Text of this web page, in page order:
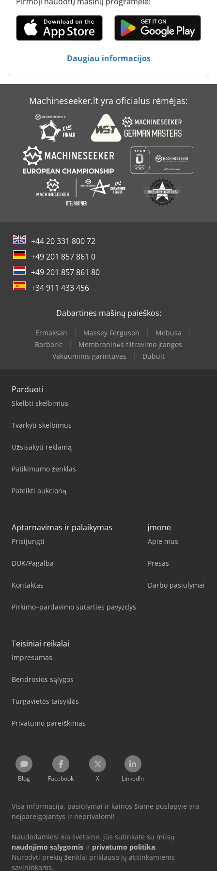
Transporto Laikikliai
Daugiau informacijos
Machineseeker.lt yra oficialus rėmėjas:
+44 20 331 800 72
+49 201 857 861 0
+49 201 857 861 80
+34 911 433 456
Dabartinės mašinų paieškos:
Ermaksan Massey Ferguson
Mebusa
Barbaric
Membraninės filtravimo įrangos
Vakuuminis garintuvas
Dubuit
Parduoti
Skelbti skelbimus
Tvarkyti skelbimus
Užsisakyti reklamą
Patikimumo ženklas
Pateikti aukcioną
Aptarnavimas ir palaikymas
Prisijungti
DUK/Pagalba
Kontaktas
Pirkimo–pardavimo sutarties pavyzdys
įmonė
Apie mus
Presas
Darbo pasiūlymai
Teisiniai reikalai
Impresumas
Bendrosios sąlygos
Turgavietės taisyklės
Privatumo pareiškimas
Blog Facebook X LinkedIn
Visa informacija, pasiūlymai ir kainos šiame puslapyje yra
neįpareigojantys ir neprivalomi!
Naudodamiesi šia svetaine, jūs sutinkate su mūsų
naudojimo sąlygomis ir privatumo politika.
Nurodyti prekių ženklai priklauso jų atitinkamiems
savininkams.